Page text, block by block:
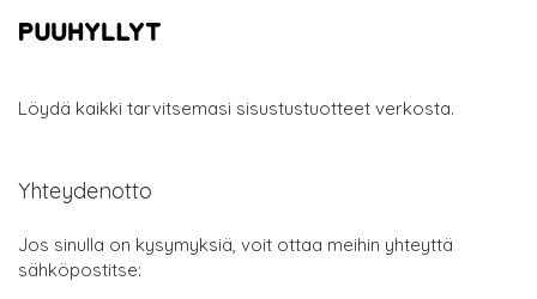
Löydä kaikki tarvitsemasi sisustustuotteet verkosta.
Yhteydenotto
Jos sinulla on kysymyksiä, voit ottaa meihin yhteyttä
sähköpostitse: